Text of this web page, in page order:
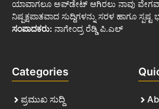
ಯಾವಾಗಲೂ ಅಪ್‌ಡೇಟ್ ಆಗಿರಲು ನಾವು
ನಿಷ್ಪಕ್ಷಪಾತವಾದ ಸುದ್ದಿಗಳನ್ನು ಸರಳ ಹಾಗೂ
ಸಂಪಾದಕರು: ನಾಗೇಂದ್ರ ರೆಡ್ಡಿ ಪಿ.ಎಲ್
Categories
ಪ್ರಮುಖ ಸುದ್ದಿ